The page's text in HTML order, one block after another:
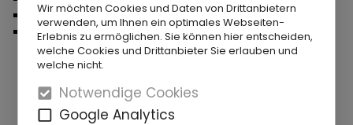
Wir möchten Cookies und Daten von Drittanbietern
verwenden, um Ihnen ein optimales Webseiten-
Erlebnis zu ermöglichen. Sie können hier entscheiden,
welche Cookies und Drittanbieter Sie erlauben und
welche nicht.
Notwendige Cookies
Google Analytics
altersgerechte Um- und Neubaumaßnahmen
intensives Engagement bei der Stadt- und
Quartiersentwicklung durch Um-, Rück- und
Neubaumaßnahmen, sowie durch die
(z. B. Wohn- und Nachbarschaftsvereine und soziale
Träger)